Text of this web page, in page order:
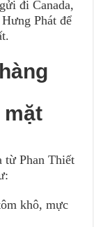
đi Canada,
Phát để
mặt
từ Phan Thiết
khô, mực